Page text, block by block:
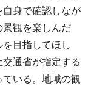
身で確認しなが
観を楽しんだ
目指してほし
通省が指定する
いる。地域の観